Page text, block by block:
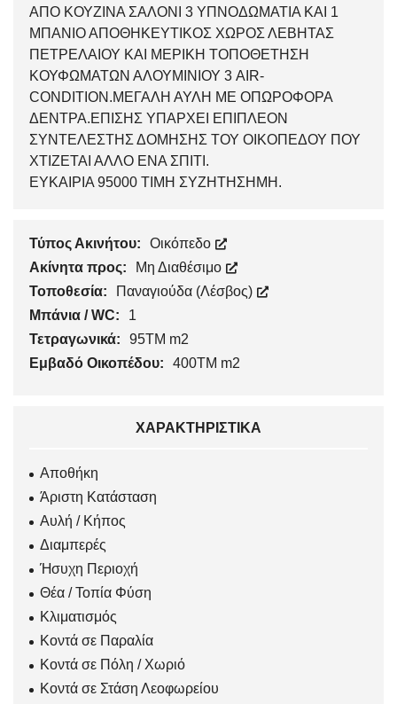
ΑΠΟ ΚΟΥΖΙΝΑ ΣΑΛΟΝΙ 3 ΥΠΝΟΔΩΜΑΤΙΑ ΚΑΙ 1
ΜΠΑΝΙΟ ΑΠΟΘΗΚΕΥΤΙΚΟΣ ΧΩΡΟΣ ΛΕΒΗΤΑΣ
ΠΕΤΡΕΛΑΙΟΥ ΚΑΙ ΜΕΡΙΚΗ ΤΟΠΟΘΕΤΗΣΗ
ΚΟΥΦΩΜΑΤΩΝ ΑΛΟΥΜΙΝΙΟΥ 3 AIR-
CONDITION.ΜΕΓΑΛΗ ΑΥΛΗ ΜΕ ΟΠΩΡΟΦΟΡΑ
ΔΕΝΤΡΑ.ΕΠΙΣΗΣ ΥΠΑΡΧΕΙ ΕΠΙΠΛΕΟΝ
ΣΥΝΤΕΛΕΣΤΗΣ ΔΟΜΗΣΗΣ ΤΟΥ ΟΙΚΟΠΕΔΟΥ ΠΟΥ
ΧΤΙΖΕΤΑΙ ΑΛΛΟ ΕΝΑ ΣΠΙΤΙ.
ΕΥΚΑΙΡΙΑ 95000 ΤΙΜΗ ΣΥΖΗΤΗΣΗΜΗ.
Τύπος Ακινήτου:
Οικόπεδο
Ακίνητα προς:
Μη Διαθέσιμο
Τοποθεσία:
Παναγιούδα (Λέσβος)
Μπάνια / WC:
1
Τετραγωνικά:
95ΤΜ m2
Εμβαδό Οικοπέδου:
400ΤΜ m2
ΧΑΡΑΚΤΗΡΙΣΤΙΚΆ
Αποθήκη
Άριστη Κατάσταση
Αυλή / Κήπος
Διαμπερές
Ήσυχη Περιοχή
Θέα / Τοπία Φύση
Κλιματισμός
Κοντά σε Παραλία
Κοντά σε Πόλη / Χωριό
Κοντά σε Στάση Λεοφωρείου